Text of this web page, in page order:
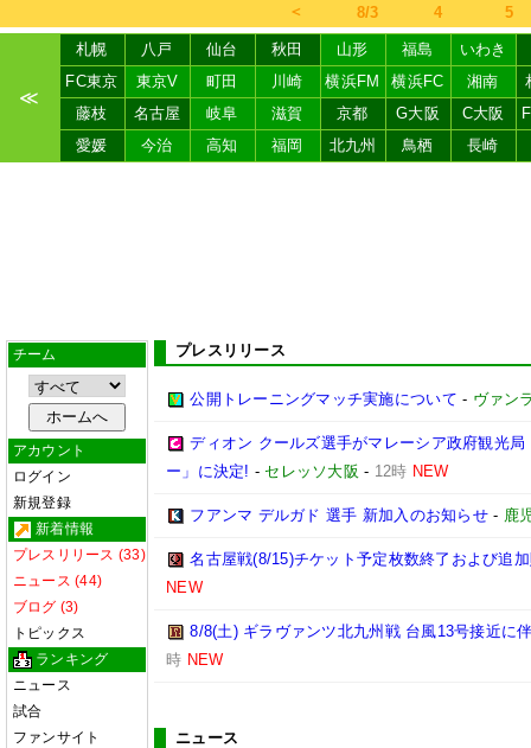
＜ 8/3 4 5
≪
札幌 八戸 仙台 秋田 山形 福島
いわき
FC東京
東京V 町田 川崎 横浜FM 横浜FC 湘南
藤枝
名古屋 岐阜 滋賀 京都 G大阪 C大阪
愛媛
今治 高知 福岡 北九州 鳥栖 長崎
チーム
アカウント
ログイン
新規登録
新着情報
プレスリリース (33)
ニュース (44)
ブログ (3)
トピックス
ランキング
ニュース
試合
ファンサイト
プレスリリース
公開トレーニングマッチ実施について - ヴァン
ディオン クールズ選手がマレーシア政府観光
ー」に決定! - セレッソ大阪 - 12時 NEW
フアンマ デルガド 選手 新加入のお知らせ- 鹿
名古屋戦(8/15)チケット予定枚数終了および追
NEW
8/8(土) ギラヴァンツ北九州戦 台風13号接近に
時 NEW
ニュース